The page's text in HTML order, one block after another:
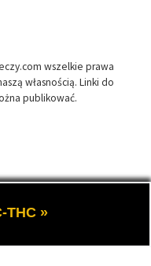
wszelkie prawa
własnością. Linki do
publikować.
zastrzeżone
w medycynie.
THC »